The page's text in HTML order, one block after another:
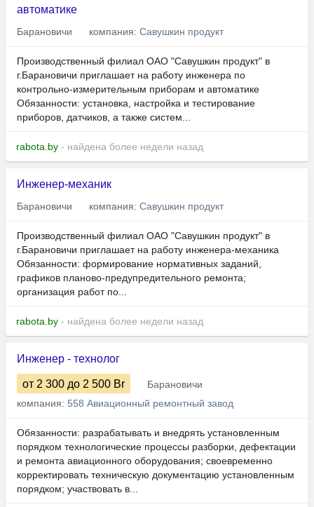
автоматике
Барановичи компания: Савушкин продукт
Производственный филиал ОАО "Савушкин продукт" в
г.Барановичи приглашает на работу инженера по
контрольно-измерительным приборам и автоматике
Обязанности: установка, настройка и тестирование
приборов, датчиков, а также систем...
rabota.by - найдена более недели назад
Инженер-механик
Барановичи компания: Савушкин продукт
Производственный филиал ОАО "Савушкин продукт" в
г.Барановичи приглашает на работу инженера-механика
Обязанности: формирование нормативных заданий,
графиков планово-предупредительного ремонта;
организация работ по...
rabota.by - найдена более недели назад
Инженер - технолог
от 2 300 до 2 500 Br
Барановичи
компания: 558 Авиационный ремонтный завод
Обязанности: разрабатывать и внедрять установленным
порядком технологические процессы разборки, дефектации
и ремонта авиационного оборудования; своевременно
корректировать техническую документацию установленным
порядком; участвовать в...